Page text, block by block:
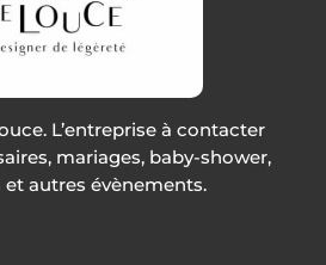
L’entreprise à contacter
mariages, baby-shower,
autres évènements.